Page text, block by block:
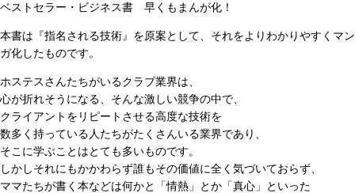
ベストセラー・ビジネス書 早くもまんが化！
本書は『指名される技術』を原案として、それをよりわかりやすくマン
ガ化したものです。
ホステスさんたちがいるクラブ業界は、
心が折れそうになる、そんな激しい競争の中で、
クライアントをリピートさせる高度な技術を
数多く持っている人たちがたくさんいる業界であり、
そこに学ぶことはとても多いものです。
しかしそれにもかかわらず誰もその価値に全く気づいておらず、
ママたちが書く本などは何かと「情熱」とか「真心」といった